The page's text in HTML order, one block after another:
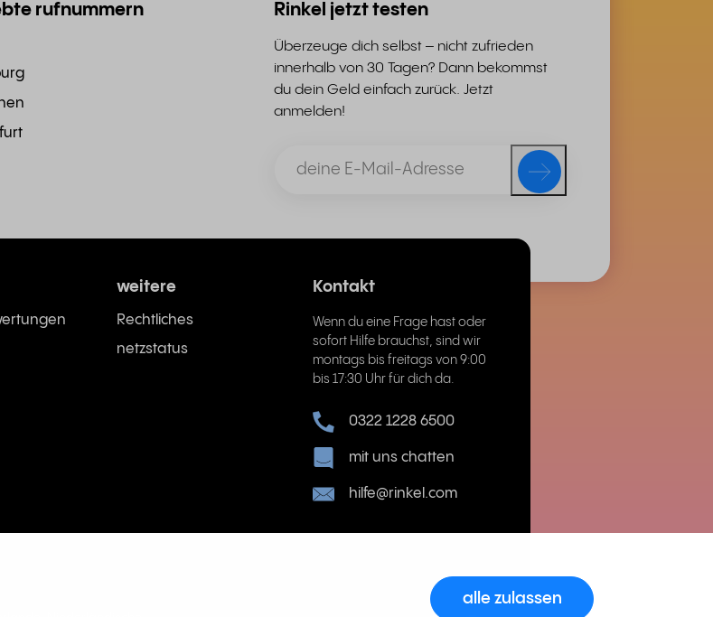
alle zulassen
rufnummern Rinkel jetzt testen
Überzeuge dich selbst – nicht zufrieden
innerhalb von 30 Tagen? Dann bekommst
du dein Geld einfach zurück. Jetzt
anmelden!
weitere
Rechtliches
netzstatus
Kontakt
Wenn du eine Frage hast oder
sofort Hilfe brauchst, sind wir
montags bis freitags von 9:00
bis 17:30 Uhr für dich da.
0322 1228 6500
mit uns chatten
hilfe@rinkel.com